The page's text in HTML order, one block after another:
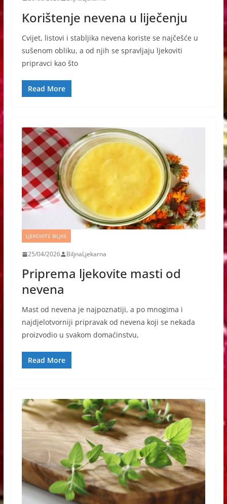
Korištenje nevena u liječenju
Cvijet, listovi i stabljika nevena koriste se najčešće u
sušenom obliku, a od njih se spravljaju ljekoviti
pripravci kao što
Read More
LJEKOVITE BILJKE
25/04/2026 BiljnaLjekarna
Priprema ljekovite masti od
nevena
Mast od nevena je najpoznatiji, a po mnogima i
najdjelotvorniji pripravak od nevena koji se nekada
proizvodio u svakom domaćinstvu,
Read More